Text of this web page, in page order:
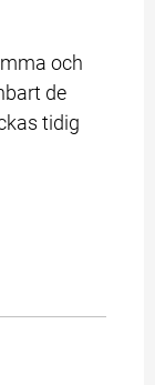
och
de
tidig